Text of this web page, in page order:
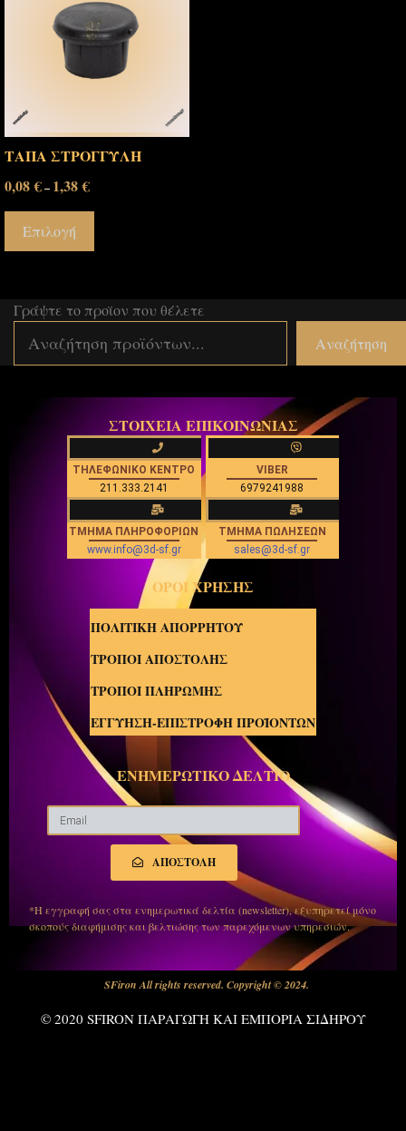
ΤΑΠΑ ΣΤΡΟΓΓΥΛΗ
0,08€– 1,38€
Επιλογή
Γράψτε το προϊον που θέλετε
Αναζήτηση
ΣΤΟΙΧΕΙΑ ΕΠΙΚΟΙΝΩΝΙΑΣ
ΤΗΛΕΦΩΝΙΚΟ ΚΕΝΤΡΟ
211.333.2141
VIBER
6979241988
ΤΜΗΜΑ ΠΛΗΡΟΦΟΡΙΩΝ
www.info@3d-sf.gr
ΤΜΗΜΑ ΠΩΛΗΣΕΩΝ
sales@3d-sf.gr
ΟΡΟΙ ΧΡΗΣΗΣ
ΠΟΛΙΤΙΚΗ ΑΠΟΡΡΗΤΟΥ
ΤΡΟΠΟΙ ΑΠΟΣΤΟΛΗΣ
ΤΡΟΠΟΙ ΠΛΗΡΩΜΗΣ
ΕΓΓΥΗΣΗ-ΕΠΙΣΤΡΟΦΗ ΠΡΟΪΟΝΤΩΝ
ΕΝΗΜΕΡΩΤΙΚΟ ΔΕΛΤΙΟ
ΑΠΟΣΤΟΛΗ
*Η εγγραφή σας στα ενημερωτικά δελτία (newsletter), εξυπηρετεί μόνο
σκοπούς διαφήμισης και βελτιώσης των παρεχόμενων υπηρεσιών.
SFiron All rights reserved. Copyright © 2024.
© 2020 SFIRON ΠΑΡΑΓΩΓΗ ΚΑΙ ΕΜΠΟΡΙΑ ΣΙΔΗΡΟΥ